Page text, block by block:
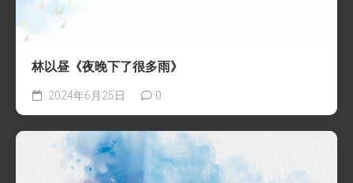
林以昼《夜晚下了很多雨》
2024年6月25日 0